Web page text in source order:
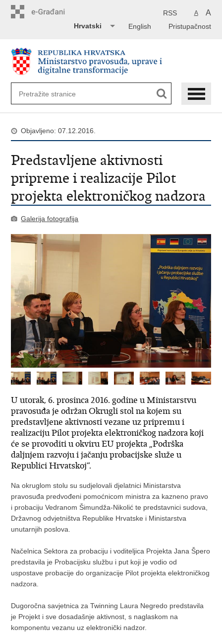
A A
RSS
Pristupačnost
English
Hrvatski
Objavljeno: 07.12.2016.
Predstavljene aktivnosti
pripreme i realizacije Pilot
projekta elektroničkog nadzora
Galerija fotografija
U utorak, 6. prosinca 2016. godine u Ministarstvu
pravosuđa je održan Okrugli stol na kojem su
predstavljene aktivnosti vezane uz pripremu i
realizaciju Pilot projekta elektroničkog nadzora koji
će se provoditi u okviru EU projekta „Podrška
daljnjem razvoju i jačanju probacijske služe u
Republici Hrvatskoj“.
Na okruglom stolu su sudjelovali djelatnici Ministarstva
pravosuđa predvođeni pomoćnicom ministra za kazneno pravo
i probaciju Vedranom Šimundža-Nikolić te predstavnici sudova,
Državnog odvjetništva Republike Hrvatske i Ministarstva
unutarnjih poslova.
Načelnica Sektora za probaciju i voditeljica Projekta Jana Špero
predstavila je Probacijsku službu i put koji je vodio od
uspostave probacije do organizacije Pilot projekta elektroničkog
nadzora.
Dugoročna savjetnica za Twinning Laura Negredo predstavila
je Projekt i sve dosadašnje aktivnost, s naglaskom na
komponentu vezanu uz elektronički nadzor.